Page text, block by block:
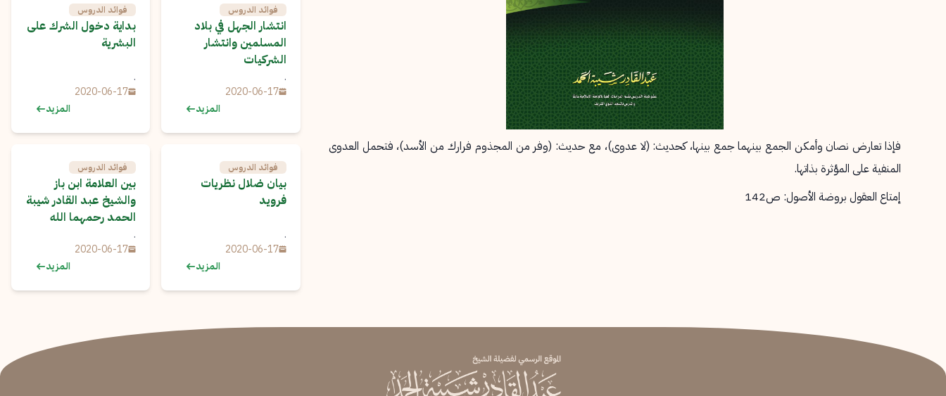
فإذا تعارض نصان وأمكن الجمع بينهما جمع بينها، كحديث: (لا عدوى)، مع حديث: (وفر من المجذوم فرارك من الأسد)، فتحمل العدوى
المنفية على المؤثرة بذاتها.
إمتاع العقول بروضة الأصول: ص142
فوائد الدروس
انتشار الجهل في بلاد
المسلمين وانتشار
الشركيات
.
2020-06-17
المزيد
فوائد الدروس
بداية دخول الشرك على
البشرية
.
2020-06-17
المزيد
فوائد الدروس
بيان ضلال نظريات
فرويد
.
2020-06-17
المزيد
فوائد الدروس
بين العلامة ابن باز
والشيخ عبد القادر شيبة
الحمد رحمهما الله
.
2020-06-17
المزيد